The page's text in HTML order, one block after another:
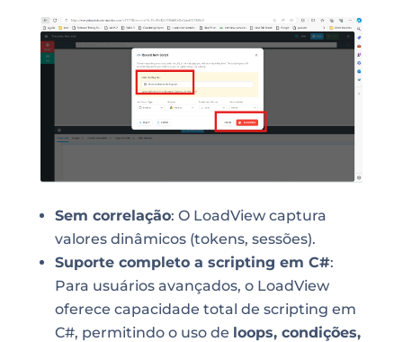
Sem correlação: O LoadView captura
valores dinâmicos (tokens, sessões).
Suporte completo a scripting em C#:
Para usuários avançados, o LoadView
oferece capacidade total de scripting em
C#, permitindo o uso de loops, condições,